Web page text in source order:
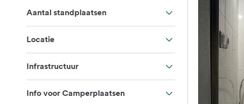
Aantal standplaatsen
Locatie
Infrastructuur
Info voor Camperplaatsen